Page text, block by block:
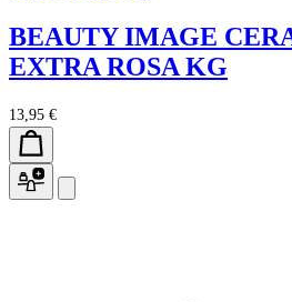
BEAUTY IMAGE
EXTRA ROSA KG
13,95 €